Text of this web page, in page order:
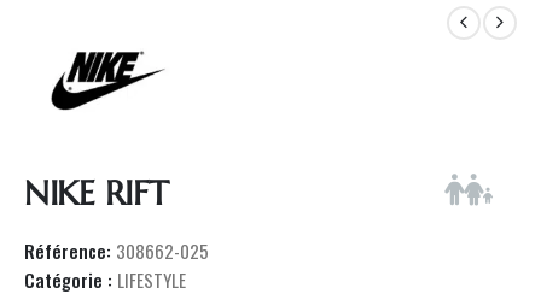
NIKE RIFT
Référence: 308662-025
Catégorie : LIFESTYLE